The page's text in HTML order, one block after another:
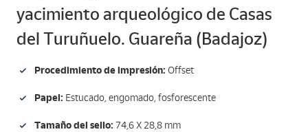
yacimiento arqueológico de Casas
del Turuñuelo. Guareña (Badajoz)
Procedimiento de impresión: Offset
Papel: Estucado, engomado, fosforescente
Tamaño del sello: 74,6 X 28,8 mm